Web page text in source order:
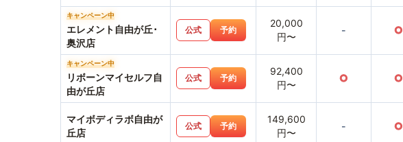
キャンペーン中
エレメント自由が丘･
奥沢店
公式 予約
20,000
円〜
- ○
キャンペーン中
リボーンマイセルフ自
由が丘店
公式 予約
92,400
円〜
○ ○
マイボディラボ自由が
丘店
公式 予約
149,600
円〜
- ○